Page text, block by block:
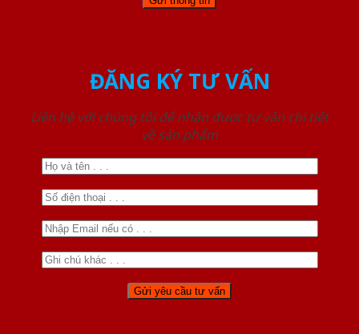
ĐĂNG KÝ TƯ VẤN
Liên hệ với chúng tôi để nhận được tư vấn chi tiết
về sản phẩm